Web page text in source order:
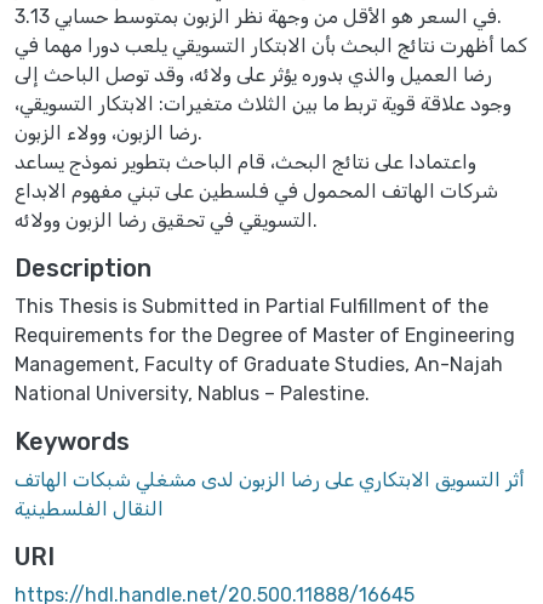
في السعر هو الأقل من وجهة نظر الزبون بمتوسط حسابي 3.13.
كما أظهرت نتائج البحث بأن الابتكار التسويقي يلعب دورا مهما في
رضا العميل والذي بدوره يؤثر على ولائه، وقد توصل الباحث إلى
وجود علاقة قوية تربط ما بين الثلاث متغيرات: الابتكار التسويقي،
رضا الزبون، وولاء الزبون.
واعتمادا على نتائج البحث، قام الباحث بتطوير نموذج يساعد
شركات الهاتف المحمول في فلسطين على تبني مفهوم الابداع
التسويقي في تحقيق رضا الزبون وولائه.
Description
This Thesis is Submitted in Partial Fulfillment of the
Requirements for the Degree of Master of Engineering
Management, Faculty of Graduate Studies, An-Najah
National University, Nablus – Palestine.
Keywords
أثر التسويق الابتكاري على رضا الزبون لدى مشغلي شبكات الهاتف
النقال الفلسطينية
URI
https://hdl.handle.net/20.500.11888/16645